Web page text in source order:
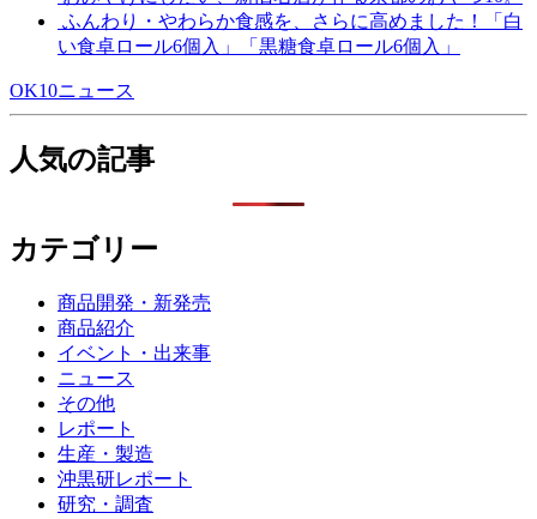
ふんわり・やわらか食感を、さらに高めました！「白
い食卓ロール6個入」「黒糖食卓ロール6個入」
OK10ニュース
人気の記事
カテゴリー
商品開発・新発売
商品紹介
イベント・出来事
ニュース
その他
レポート
生産・製造
沖黒研レポート
研究・調査